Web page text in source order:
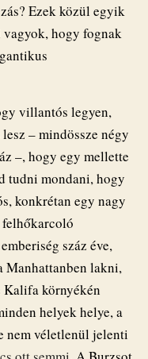
Ezek közül egyik
vagyok, hogy fognak
villantós legyen,
– mindössze négy
–, hogy egy mellette
tudni mondani, hogy
konkrétan egy nagy
felhőkarcoló
száz éve,
Manhattanben lakni,
Kalifa környékén
helyek helye, a
nem véletlenül jelenti